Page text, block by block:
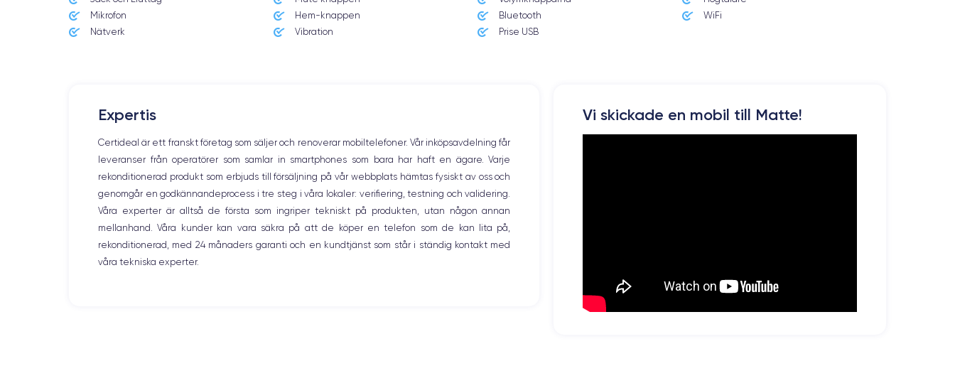
Dimensions
160.8×78.1×7.4 mm
Poids
226 g
Puce A14 Bionic
Nombre de cœurs
6
Nom GPU
GPU 4 cœurs
Fréq. processeur
3.1 GHz
Caméra Caméra Frontale
Mikrofon
Hem-knappen Bluetooth
WiFi
Nätverk
Vibration Prise USB
Expertis
Certideal är ett franskt företag som säljer och renoverar mobiltelefoner. Vår inköpsavdelning får
leveranser från operatörer som samlar in smartphones som bara har haft en ägare. Varje
rekonditionerad produkt som erbjuds till försäljning på vår webbplats hämtas fysiskt av oss och
genomgår en godkännandeprocess i tre steg i våra lokaler: verifiering, testning och validering.
Våra experter är alltså de första som ingriper tekniskt på produkten, utan någon annan
mellanhand. Våra kunder kan vara säkra på att de köper en telefon som de kan lita på,
rekonditionerad, med 24 månaders garanti och en kundtjänst som står i ständig kontakt med
våra tekniska experter.
Vi skickade en mobil till Matte!